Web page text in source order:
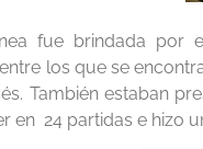
fue brindada por
los que se
También estaban
en 24 partidas e hizo